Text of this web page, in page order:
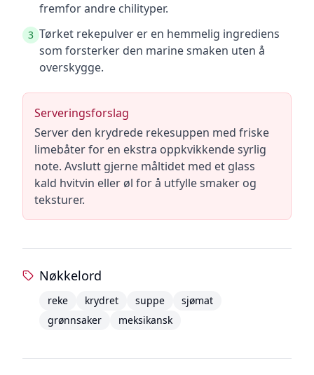
fremfor andre chilityper.
3 Tørket rekepulver er en hemmelig ingrediens
som forsterker den marine smaken uten å
overskygge.
Serveringsforslag
Server den krydrede rekesuppen med friske
limebåter for en ekstra oppkvikkende syrlig
note. Avslutt gjerne måltidet med et glass
kald hvitvin eller øl for å utfylle smaker og
teksturer.
Nøkkelord
reke krydret suppe
sjømat
grønnsaker
meksikansk